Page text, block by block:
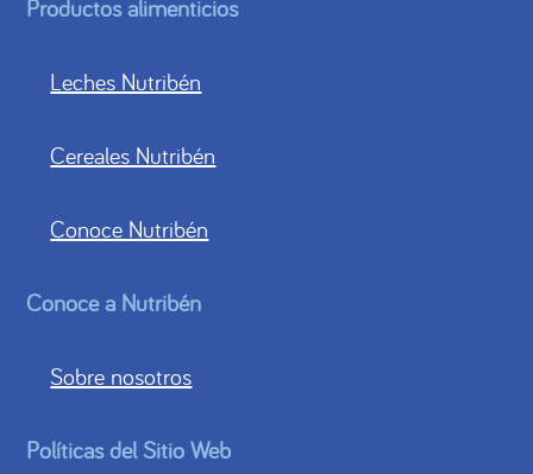
Productos alimenticios
Leches Nutribén
Cereales Nutribén
Conoce Nutribén
Conoce a Nutribén
Sobre nosotros
Políticas del Sitio Web